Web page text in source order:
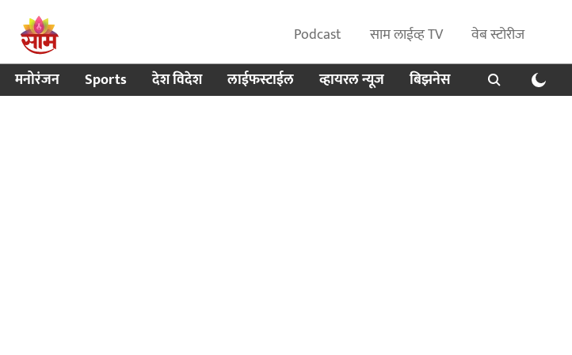
Podcast साम लाईव्ह TV
वेब स्टोरीज
मनोरंजन Sports देश विदेश लाईफस्टाईल व्हायरल न्यूज बिझनेस